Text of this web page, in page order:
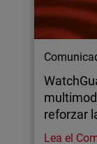
reforzar
Lea el